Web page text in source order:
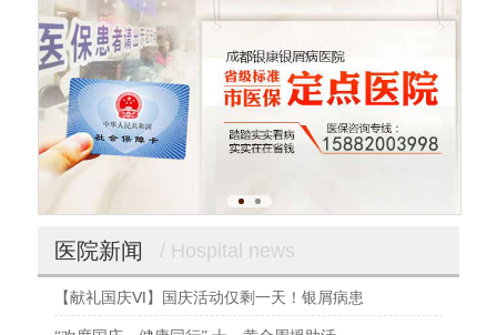
医院新闻 / Hospital news
【献礼国庆Ⅵ】国庆活动仅剩一天！银屑病患